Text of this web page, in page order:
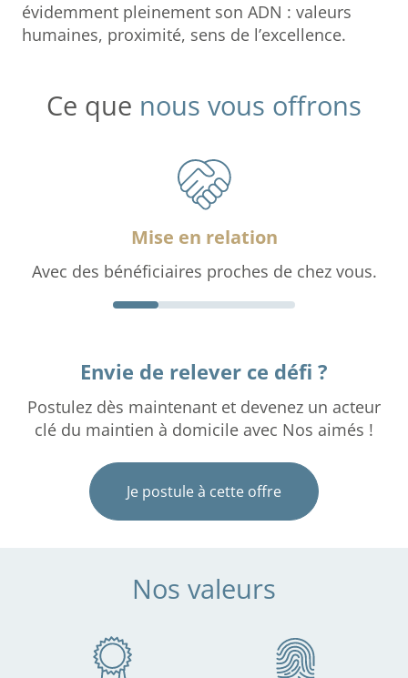
évidemment pleinement son ADN : valeurs
humaines, proximité, sens de l’excellence.
Ce que nous vous offrons
Mise en relation
Avec des bénéficiaires proches de chez vous.
Envie de relever ce défi ?
Postulez dès maintenant et devenez un acteur
clé du maintien à domicile avec Nos aimés !
Je postule à cette offre
Nos valeurs